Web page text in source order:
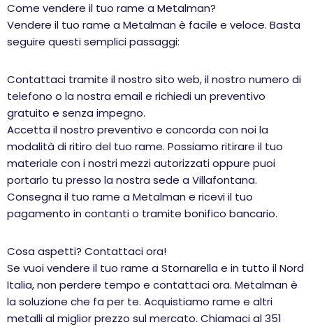
Come vendere il tuo rame a Metalman?
Vendere il tuo rame a Metalman è facile e veloce. Basta
seguire questi semplici passaggi:
Contattaci tramite il nostro sito web, il nostro numero di
telefono o la nostra email e richiedi un preventivo
gratuito e senza impegno.
Accetta il nostro preventivo e concorda con noi la
modalità di ritiro del tuo rame. Possiamo ritirare il tuo
materiale con i nostri mezzi autorizzati oppure puoi
portarlo tu presso la nostra sede a Villafontana.
Consegna il tuo rame a Metalman e ricevi il tuo
pagamento in contanti o tramite bonifico bancario.
Cosa aspetti? Contattaci ora!
Se vuoi vendere il tuo rame a Stornarella e in tutto il Nord
Italia, non perdere tempo e contattaci ora. Metalman è
la soluzione che fa per te. Acquistiamo rame e altri
metalli al miglior prezzo sul mercato. Chiamaci al 351